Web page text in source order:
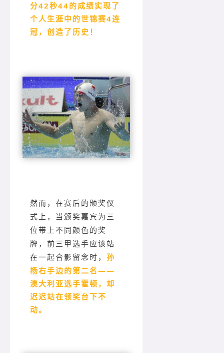
分42秒44的成绩实现了
个人生涯中的世锦赛4连
冠，创造了历史！
然而，在赛后的颁奖仪
式上，当颁奖嘉宾为三
位带上不同颜色的奖
牌，前三甲选手应该站
在一起合影留念时， 孙
杨右手边的第二名——
澳大利亚选手霍顿，却
迟迟站在领奖台下不
动。